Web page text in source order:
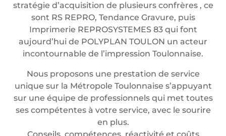
stratégie d’acquisition de plusieurs confrères , ce
sont RS REPRO, Tendance Gravure, puis
Imprimerie REPROSYSTEMES 83 qui font
aujourd’hui de POLYPLAN TOULON un acteur
incontournable de l’impression Toulonnaise.
Nous proposons une prestation de service
unique sur la Métropole Toulonnaise s’appuyant
sur une équipe de professionnels qui met toutes
ses compétentes à votre service, avec le sourire
en plus.